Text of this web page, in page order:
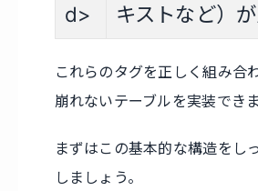
d>
キストなど）
これらのタグを正しく組み合
崩れないテーブルを実装できま
まずはこの基本的な構造をし
しましょう。